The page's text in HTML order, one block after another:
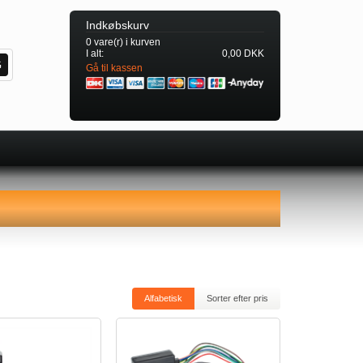
Indkøbskurv
0 vare(r) i kurven
I alt:
0,00 DKK
Gå til kassen
Alfabetisk Sorter efter pris